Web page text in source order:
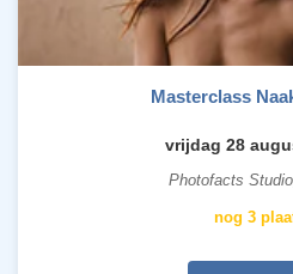
Masterclass
vrijdag 28
Photofacts
nog 3